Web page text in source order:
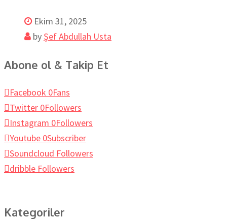
Ekim 31, 2025
by Şef Abdullah Usta
Abone ol & Takip Et
Facebook 0Fans
Twitter 0Followers
Instagram 0Followers
Youtube 0Subscriber
Soundcloud Followers
dribble Followers
Kategoriler